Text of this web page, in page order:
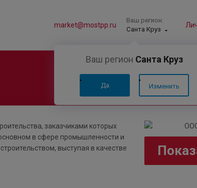
Ваш регион:
Санта Круз
Ваш регион Санта Круз
Да Изменить
market@mostpp.ru
заказчиками которых
в сфере промышленности и
выступая в качестве